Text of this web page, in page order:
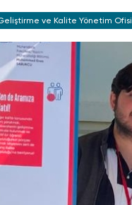
ve Kalite Yönetim Ofisi